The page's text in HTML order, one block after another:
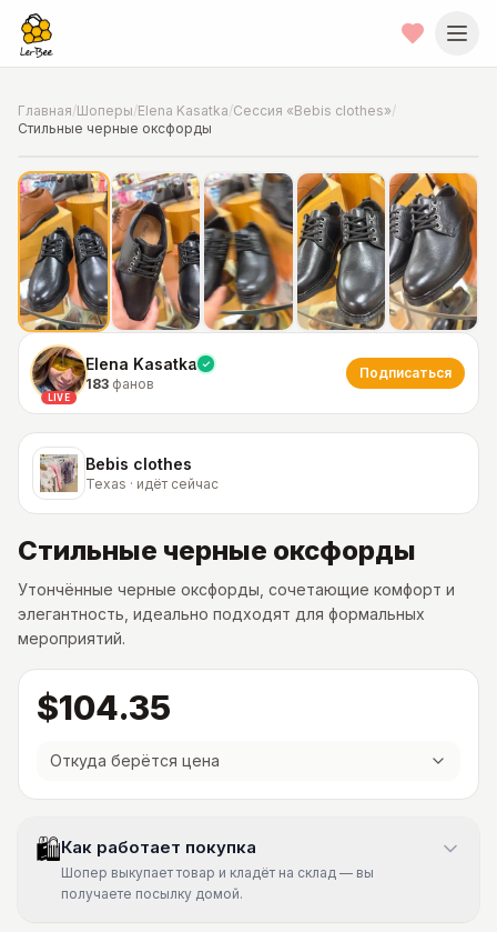
Главная/Шоперы/Elena Kasatka/Сессия «Bebis clothes»/
Стильные черные оксфорды
📍Фото от шопера·Texas
LIVE
Elena Kasatka
183 фанов
Подписаться
Bebis clothes
Texas · идёт сейчас
Стильные черные оксфорды
Утончённые черные оксфорды, сочетающие комфорт и
элегантность, идеально подходят для формальных
мероприятий.
$104.35
Откуда берётся цена
🛍Как работает покупка
Шопер выкупает товар и кладёт на склад — вы
получаете посылку домой.